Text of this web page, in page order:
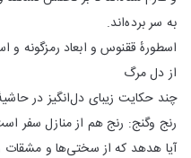
به سر برده‌اند.
اسطورهٔ ققنوس و ابعاد رمزگونه و
از دل مرگ
چند حکایت زیبای دل‌انگیز در
رنج و‌گنج: رنج هم از منازل سفر
آیا هدهد که از سختی‌ها و